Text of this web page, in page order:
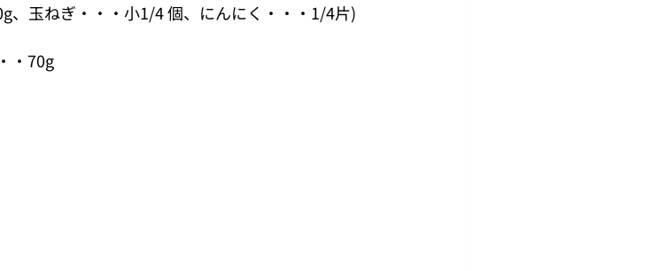
、⽟ねぎ・・・⼩1/4 個、にんにく・・・1/4⽚)
・70g